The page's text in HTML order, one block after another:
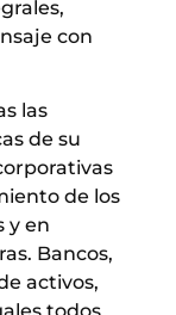
con
las
de su
de los
y en
Bancos,
activos,